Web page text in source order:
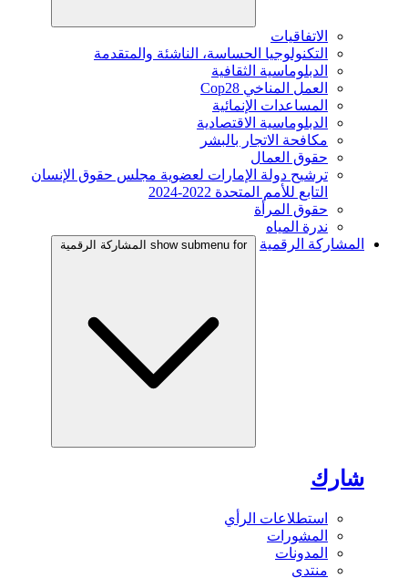
الاتفاقيات
التكنولوجيا الحساسة، الناشئة والمتقدمة
الدبلوماسية الثقافية
العمل المناخي Cop28
المساعدات الإنمائية
الدبلوماسية الاقتصادية
مكافحة الاتجار بالبشر
حقوق العمال
ترشيح دولة الإمارات لعضوية مجلس حقوق الإنسان
التابع للأمم المتحدة 2022-2024
حقوق المرأة
ندرة المياه
المشاركة الرقمية
show submenu for المشاركة الرقمية
شارك
استطلاعات الرأي
المشورات
المدونات
منتدى